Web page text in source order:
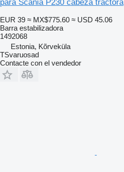
para Scania P230 cabeza tractora
EUR 39 ≈ MX$775.60 ≈ USD 45.06
Barra estabilizadora
1492068
Estonia, Kõrveküla
TSvaruosad
Contacte con el vendedor